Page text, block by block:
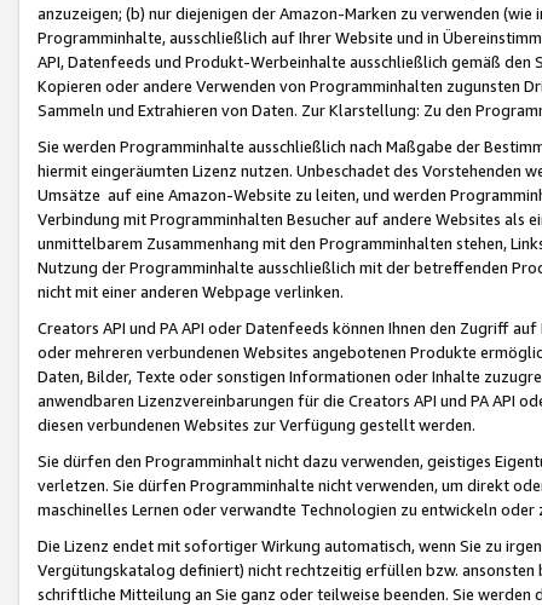
anzuzeigen; (b) nur diejenigen der Amazon-Marken zu verwenden
Programminhalte, ausschließlich auf Ihrer Website und in
API, Datenfeeds und Produkt-Werbeinhalte ausschließlich gemäß
Kopieren oder andere Verwenden von Programminhalten zugunsten
Sammeln und Extrahieren von Daten. Zur Klarstellung: Zu den
Sie werden Programminhalte ausschließlich nach Maßgabe der
hiermit eingeräumten Lizenz nutzen. Unbeschadet des Vorstehenden
Umsätze auf eine Amazon-Website zu leiten, und werden
Verbindung mit Programminhalten Besucher auf andere Websites als
unmittelbarem Zusammenhang mit den Programminhalten stehen,
Nutzung der Programminhalte ausschließlich mit der betreffenden
nicht mit einer anderen Webpage verlinken.
Creators API und PA API oder Datenfeeds können Ihnen den Zugriff
oder mehreren verbundenen Websites angebotenen Produkte
Daten, Bilder, Texte oder sonstigen Informationen oder Inhalte
anwendbaren Lizenzvereinbarungen für die Creators API und PA API
diesen verbundenen Websites zur Verfügung gestellt werden.
Sie dürfen den Programminhalt nicht dazu verwenden, geistiges
verletzen. Sie dürfen Programminhalte nicht verwenden, um direkt
maschinelles Lernen oder verwandte Technologien zu entwickeln
Die Lizenz endet mit sofortiger Wirkung automatisch, wenn Sie zu
Vergütungskatalog definiert) nicht rechtzeitig erfüllen bzw. ansonsten
schriftliche Mitteilung an Sie ganz oder teilweise beenden. Sie werden